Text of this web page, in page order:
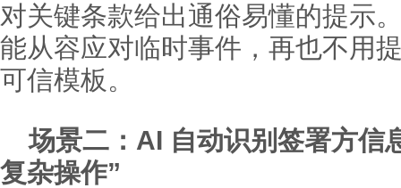
对关键条款给出通俗易懂的提示
能从容应对临时事件，再也不用
可信模板。
场景二：AI 自动识别签署方信
复杂操作”